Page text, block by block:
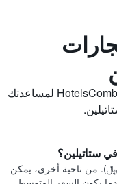
استخدم نصائحنا المستندة إلى بيانات HotelsCombined لمساعدتك
ستاتيلين؟
أرخص يوم للإقامة في ستاتيلين هو الأحد (939 ﷼). من ناحية أخرى، يمكن